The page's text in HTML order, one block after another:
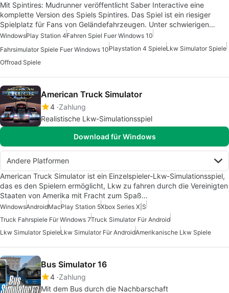
Mit Spintires: Mudrunner veröffentlicht Saber Interactive eine
komplette Version des Spiels Spintires. Das Spiel ist ein riesiger
Spielplatz für Fans von Geländefahrzeugen. Unter schwierigen…
WindowsPlay Station 4Fahren Spiel Fuer Windows 10
Fahrsimulator Spiele Fuer Windows 10Playstation 4 SpieleLkw Simulator Spiele
Offroad Spiele
American Truck Simulator
4 Zahlung
Realistische Lkw-Simulationsspiel
Download für Windows
Andere Platformen
American Truck Simulator ist ein Einzelspieler-Lkw-Simulationsspiel,
das es den Spielern ermöglicht, Lkw zu fahren durch die Vereinigten
Staaten von Amerika mit Fracht zum Spaß…
WindowsAndroidMacPlay Station 5Xbox Series X|S
Truck Fahrspiele Für Windows 7Truck Simulator Für Android
Lkw Simulator SpieleLkw Simulator Für AndroidAmerikanische Lkw Spiele
Bus Simulator 16
4 Zahlung
Mit dem Bus durch die Nachbarschaft